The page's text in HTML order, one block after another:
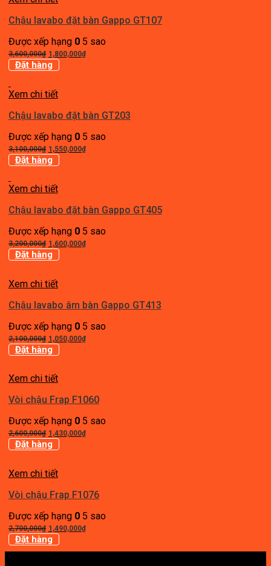
Chậu lavabo đặt bàn Gappo GT107
Được xếp hạng 05 sao
3,600,000₫ Giá
gốc
3,600,000₫.
1,800,000₫Giá
Đặt hàng
Xem chi tiết
Chậu lavabo đặt bàn GT203
Được xếp hạng 05 sao
3,100,000₫ Giá
gốc
3,100,000₫.
1,550,000₫Giá
Đặt hàng
Xem chi tiết
Chậu lavabo đặt bàn Gappo GT405
Được xếp hạng 05 sao
3,200,000₫ Giá
gốc
3,200,000₫.
1,600,000₫Giá
Đặt hàng
Xem chi tiết
Chậu lavabo âm bàn Gappo GT413
Được xếp hạng 05 sao
2,100,000₫ Giá
gốc
2,100,000₫.
1,050,000₫Giá
Đặt hàng
Xem chi tiết
Vòi chậu Frap F1060
Được xếp hạng 05 sao
2,600,000₫ Giá
gốc
2,600,000₫.
1,430,000₫Giá
Đặt hàng
Xem chi tiết
Vòi chậu Frap F1076
Được xếp hạng 05 sao
2,700,000₫ Giá
gốc
là:
1,490,000₫Giá
tại
Đặt hàng